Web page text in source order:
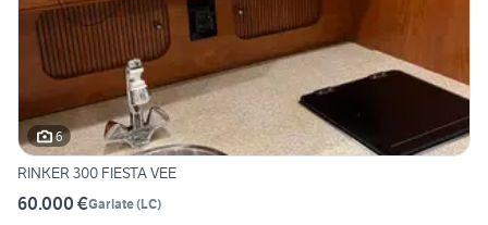
6
RINKER 300 FIESTA VEE
60.000 €Garlate(LC)